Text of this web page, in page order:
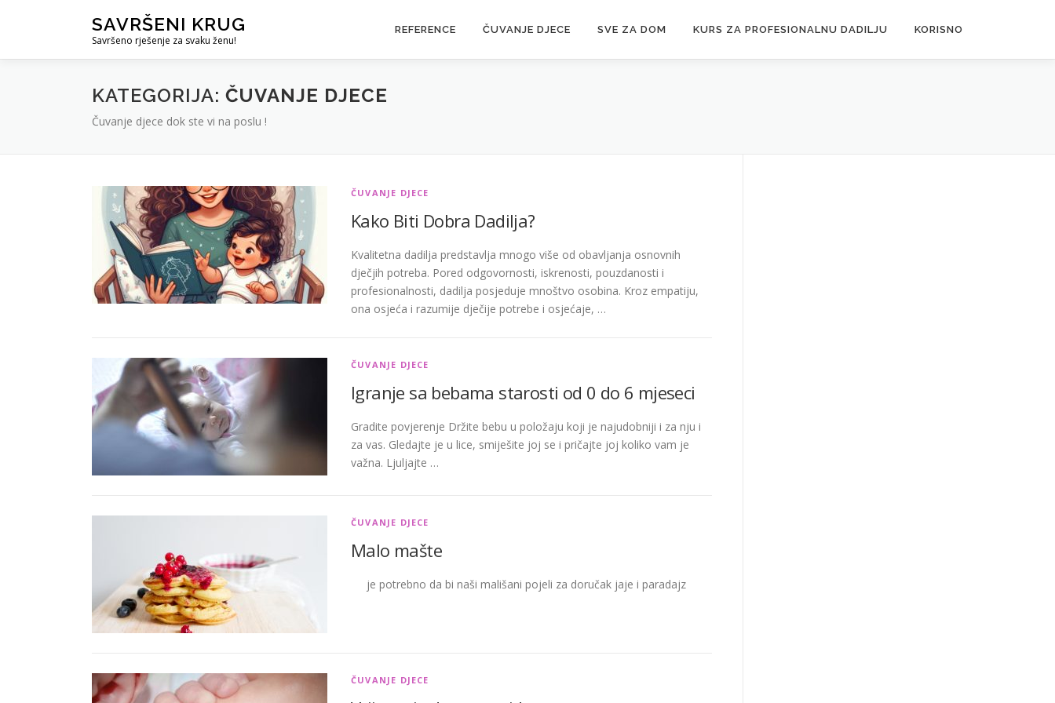
SAVRŠENI KRUG
Savršeno rješenje za svaku ženu!
REFERENCE ČUVANJE DJECE SVE ZA DOM KURS ZA PROFESIONALNU DADILJU KORISNO
KATEGORIJA: ČUVANJE DJECE
Čuvanje djece dok ste vi na poslu !
ČUVANJE DJECE
Kako Biti Dobra Dadilja?
Kvalitetna dadilja predstavlja mnogo više od obavljanja osnovnih
dječjih potreba. Pored odgovornosti, iskrenosti, pouzdanosti i
profesionalnosti, dadilja posjeduje mnoštvo osobina. Kroz empatiju,
ona osjeća i razumije dječije potrebe i osjećaje, …
ČUVANJE DJECE
Igranje sa bebama starosti od 0 do 6 mjeseci
Gradite povjerenje Držite bebu u položaju koji je najudobniji i za nju i
za vas. Gledajte je u lice, smiješite joj se i pričajte joj koliko vam je
važna. Ljuljajte …
ČUVANJE DJECE
Malo mašte
je potrebno da bi naši mališani pojeli za doručak jaje i paradajz
ČUVANJE DJECE